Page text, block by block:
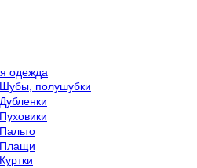
одежда
Шубы, полушубки
Дубленки
Пуховики
Пальто
Плащи
Куртки